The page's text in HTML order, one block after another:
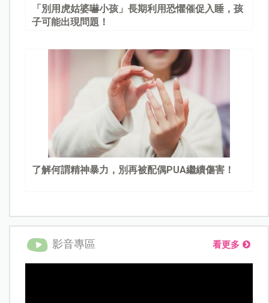
「別用虎姑婆嚇小孩」長期利用恐懼催促入睡，孩
子可能出現問題！
了解何謂精神暴力，別再被配偶PUA繼續傷害！
影音專區 看更多